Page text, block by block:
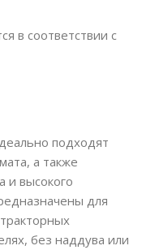
в соответствии с
подходят
а также
и высокого
для
без наддува или